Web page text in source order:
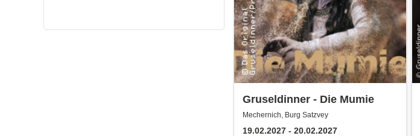
Gruseldinner - Die Mumie
Mechernich, Burg Satzvey
19.02.2027 - 20.02.2027